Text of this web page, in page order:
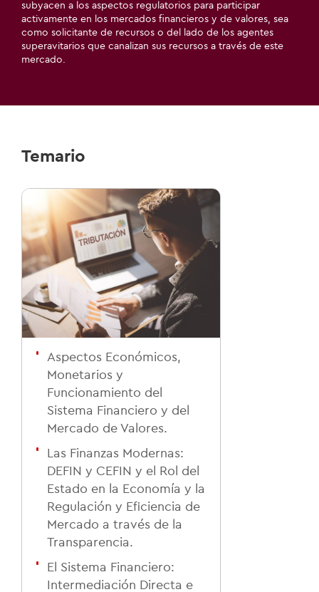
subyacen a los aspectos regulatorios para participar
activamente en los mercados financieros y de valores, sea
como solicitante de recursos o del lado de los agentes
superavitarios que canalizan sus recursos a través de este
mercado.
Temario
Aspectos Económicos,
Monetarios y
Funcionamiento del
Sistema Financiero y del
Mercado de Valores.
Las Finanzas Modernas:
DEFIN y CEFIN y el Rol del
Estado en la Economía y la
Regulación y Eficiencia de
Mercado a través de la
Transparencia.
El Sistema Financiero:
Intermediación Directa e